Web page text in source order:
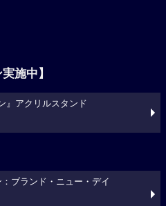
施中】
』アクリルスタンド
ブランド・ニュー・デイ